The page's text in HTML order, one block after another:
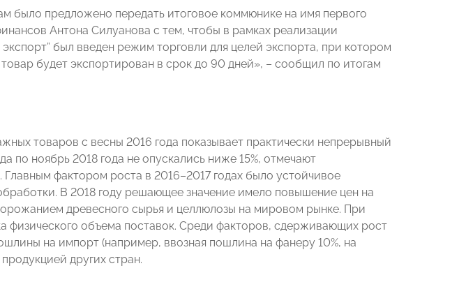
предложено передать итоговое коммюнике на имя первого
Антона Силуанова с тем, чтобы в рамках реализации
был введен режим торговли для целей экспорта, при котором
будет экспортирован в срок до 90 дней», – сообщил по итогам
товаров с весны 2016 года показывает практически непрерывный
по ноябрь 2018 года не опускались ниже 15%, отмечают
фактором роста в 2016–2017 годах было устойчивое
В 2018 году решающее значение имело повышение цен на
древесного сырья и целлюлозы на мировом рынке. При
физического объема поставок. Среди факторов, сдерживающих рост
на импорт (например, ввозная пошлина на фанеру 10%, на
других стран.